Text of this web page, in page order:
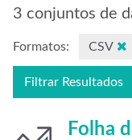
3 conjuntos de
Formatos: CSV
Filtrar Resultados
Folha